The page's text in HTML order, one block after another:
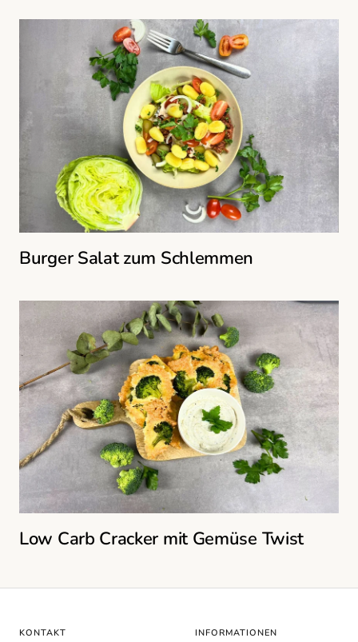
Burger Salat zum Schlemmen
Low Carb Cracker mit Gemüse Twist
KONTAKT INFORMATIONEN